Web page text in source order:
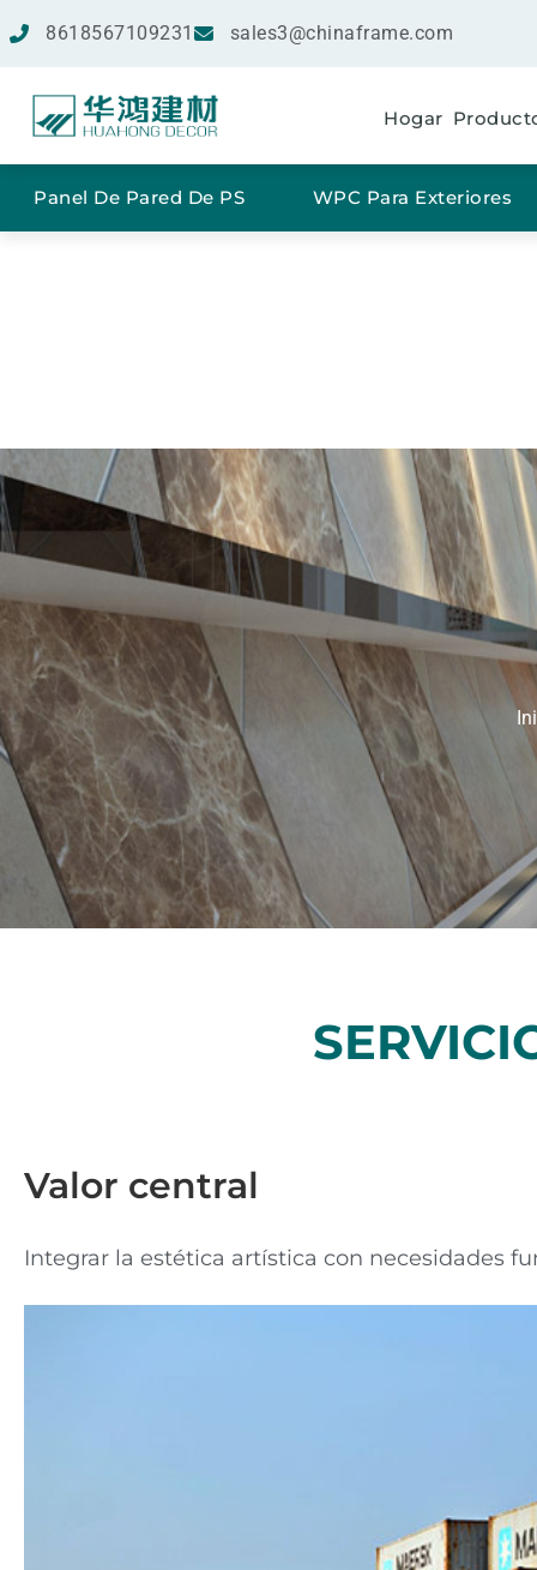
8618567109231 sales3@chinaframe.com
Hogar
Panel De Pared De PS WPC Para Exteriores
Valor central
Integrar la estética artística con necesidades